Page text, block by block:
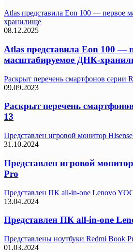
Atlas представила Eon 100 — первое
хранилище
08.12.2025
Atlas представила Eon 100 —
масштабируемое ДНК-
Раскрыт перечень смартфонов серии
09.09.2023
Раскрыт перечень
13
Представлен игровой монитор
31.10.2024
Представлен игровой
Pro
Представлен ПК all-in-one Lenovo
13.04.2024
Представлен ПК all-in-one
Представлены ноутбуки Redmi Book
01.03.2024